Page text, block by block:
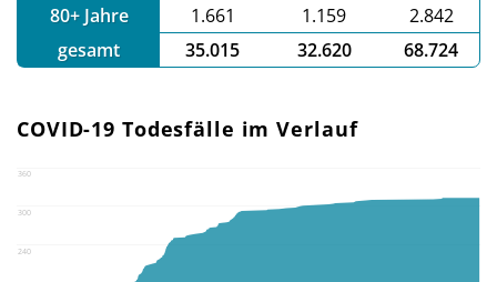
80+ Jahre
1.661 1.159
2.842
gesamt
35.015 32.620 68.724
COVID-19 Todesfälle im Verlauf
240
300
360